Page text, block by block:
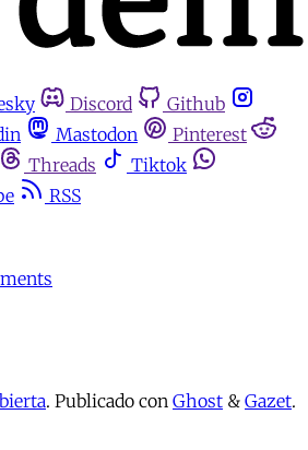
Discord
Github
Mastodon
Pinterest
Threads
Tiktok
RSS
. Publicado con Ghost & Gazet.